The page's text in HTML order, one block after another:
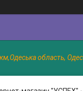
область,